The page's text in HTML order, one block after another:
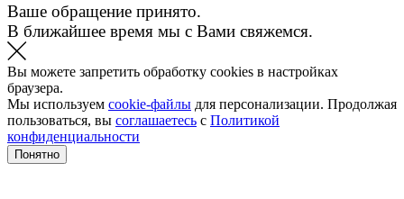
Ваше обращение принято.
В ближайшее время мы с Вами свяжемся.
Вы можете запретить обработку cookies в настройках
браузера.
Мы используем cookie-файлы для персонализации. Продолжая
пользоваться, вы соглашаетесь с Политикой
конфиденциальности
Понятно